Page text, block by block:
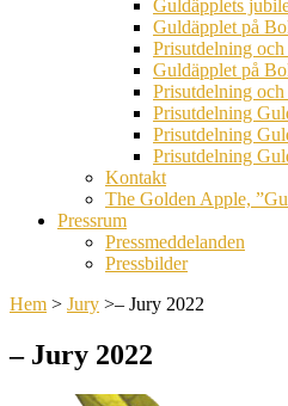
Guldäpplets
Guldäpplet på
Prisutdelning
Guldäpplet på
Prisutdelning
Prisutdelning
Prisutdelning
Prisutdelning
Kontakt
The Golden Apple,
Pressrum
Pressmeddelanden
Pressbilder
Hem > Jury >– Jury 2022
– Jury 2022